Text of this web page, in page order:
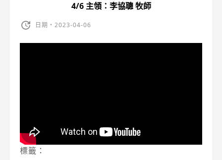
4/6 主領：李協聰 牧師
日期・2023-04-06
標籤：